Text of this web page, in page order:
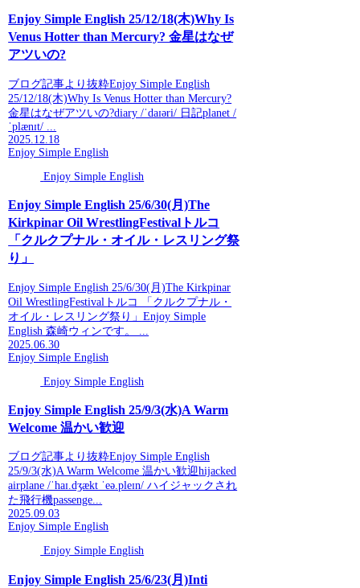
Enjoy Simple English 25/12/18(木)Why Is
Venus Hotter than Mercury? 金星はなぜ
アツいの?
ブログ記事より抜粋Enjoy Simple English
25/12/18(木)Why Is Venus Hotter than Mercury?
金星はなぜアツいの?diary /ˈdaɪəri/ 日記planet /
ˈplænɪt/ ...
2025.12.18
Enjoy Simple English
Enjoy Simple English
Enjoy Simple English 25/6/30(月)The
Kirkpinar Oil WrestlingFestivalトルコ
「クルクプナル・オイル・レスリング祭
り」
Enjoy Simple English 25/6/30(月)The Kirkpinar
Oil WrestlingFestivalトルコ 「クルクプナル・
オイル・レスリング祭り」Enjoy Simple
English 森崎ウィンです。 ...
2025.06.30
Enjoy Simple English
Enjoy Simple English
Enjoy Simple English 25/9/3(水)A Warm
Welcome 温かい歓迎
ブログ記事より抜粋Enjoy Simple English
25/9/3(水)A Warm Welcome 温かい歓迎hijacked
airplane /ˈhaɪ.dʒækt ˈeə.pleɪn/ ハイジャックされ
た飛行機passenge...
2025.09.03
Enjoy Simple English
Enjoy Simple English
Enjoy Simple English 25/6/23(月)Inti